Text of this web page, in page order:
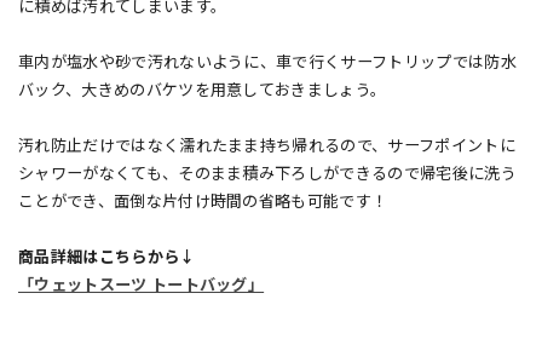
に積めば汚れてしまいます。
車内が塩水や砂で汚れないように、車で行くサーフトリップでは防水
バック、大きめのバケツを用意しておきましょう。
汚れ防止だけではなく濡れたまま持ち帰れるので、サーフポイントに
シャワーがなくても、そのまま積み下ろしができるので帰宅後に洗う
ことができ、面倒な片付け時間の省略も可能です！
商品詳細はこちらから↓
「ウェットスーツ トートバッグ」